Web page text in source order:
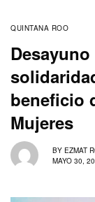
QUINTANA ROO
beneficio
Mujeres
BY EZMAT
MAYO 30,